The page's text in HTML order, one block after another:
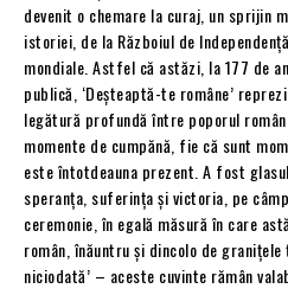
devenit o chemare la curaj, un sprijin
istoriei, de la Războiul de
mondiale. Astfel că astăzi, la 177 de
publică, ‘Deşteaptă-te române’
legătură profundă între poporul
momente de cumpănă, fie că sunt
este întotdeauna prezent. A fost
speranţa, suferinţa şi victoria, pe
ceremonie, în egală măsură în care
român, înăuntru și dincolo de
niciodată’ – aceste cuvinte rămân